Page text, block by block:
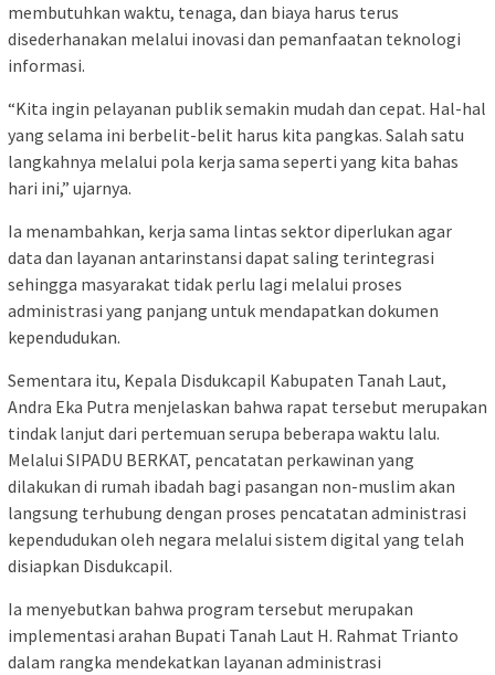
membutuhkan waktu, tenaga, dan biaya harus terus
disederhanakan melalui inovasi dan pemanfaatan teknologi
informasi.
“Kita ingin pelayanan publik semakin mudah dan cepat. Hal-hal
yang selama ini berbelit-belit harus kita pangkas. Salah satu
langkahnya melalui pola kerja sama seperti yang kita bahas
hari ini,” ujarnya.
Ia menambahkan, kerja sama lintas sektor diperlukan agar
data dan layanan antarinstansi dapat saling terintegrasi
sehingga masyarakat tidak perlu lagi melalui proses
administrasi yang panjang untuk mendapatkan dokumen
kependudukan.
Sementara itu, Kepala Disdukcapil Kabupaten Tanah Laut,
Andra Eka Putra menjelaskan bahwa rapat tersebut merupakan
tindak lanjut dari pertemuan serupa beberapa waktu lalu.
Melalui SIPADU BERKAT, pencatatan perkawinan yang
dilakukan di rumah ibadah bagi pasangan non-muslim akan
langsung terhubung dengan proses pencatatan administrasi
kependudukan oleh negara melalui sistem digital yang telah
disiapkan Disdukcapil.
Ia menyebutkan bahwa program tersebut merupakan
implementasi arahan Bupati Tanah Laut H. Rahmat Trianto
dalam rangka mendekatkan layanan administrasi